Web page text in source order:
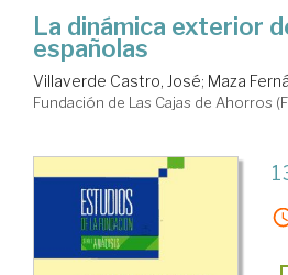
La dinámica exterior
españolas
Villaverde Castro, José; Maza
Fundación de Las Cajas de Ahorros